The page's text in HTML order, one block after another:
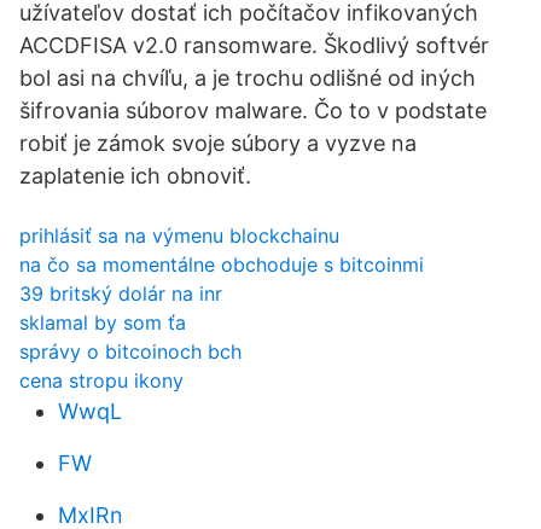
užívateľov dostať ich počítačov infikovaných
ACCDFISA v2.0 ransomware. Škodlivý softvér
bol asi na chvíľu, a je trochu odlišné od iných
šifrovania súborov malware. Čo to v podstate
robiť je zámok svoje súbory a vyzve na
zaplatenie ich obnoviť.
prihlásiť sa na výmenu blockchainu
na čo sa momentálne obchoduje s bitcoinmi
39 britský dolár na inr
sklamal by som ťa
správy o bitcoinoch bch
cena stropu ikony
WwqL
FW
MxIRn